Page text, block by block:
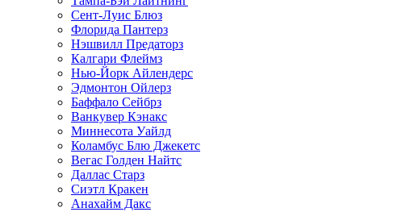
Сент-Луис Блюз
Флорида Пантерз
Нэшвилл Предаторз
Калгари Флеймз
Нью-Йорк Айлендерс
Эдмонтон Ойлерз
Баффало Сейбрз
Ванкувер Кэнакс
Миннесота Уайлд
Коламбус Блю Джекетс
Вегас Голден Найтс
Даллас Старз
Сиэтл Кракен
Анахайм Дакс